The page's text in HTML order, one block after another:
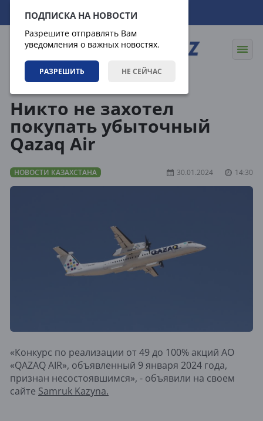
ПОДПИСКА НА НОВОСТИ
Разрешите отправлять Вам
уведомления о важных новостях.
РАЗРЕШИТЬ НЕ СЕЙЧАС
06.08.2026 11:25:03
Никто не захотел
покупать убыточный
Qazaq Air
НОВОСТИ КАЗАХСТАНА 30.01.2024 14:30
«Конкурс по реализации от 49 до 100% акций АО
«QAZAQ AIR», объявленный 9 января 2024 года,
признан несостоявшимся», - объявили на своем
сайте Samruk Kazyna.